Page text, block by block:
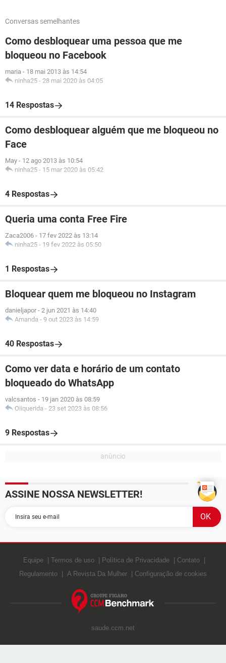
Conversas semelhantes
Como desbloquear uma pessoa que me
bloqueou no Facebook
maria - 18 mai 2013 às 14:54
ninha25 - 28 mai 2020 às 04:05
14 Respostas
Como desbloquear alguém que me bloqueou no
Face
May - 12 ago 2013 às 10:54
ninha25 - 15 mar 2020 às 05:42
4 Respostas
Queria uma conta Free Fire
Zaca2006 - 17 fev 2022 às 13:14
ninha25 - 19 fev 2022 às 05:50
1 Respostas
Bloquear quem me bloqueou no Instagram
danieljapor - 2 jun 2021 às 14:40
Amanda - 9 out 2023 às 14:59
40 Respostas
Como ver data e horário de um contato
bloqueado do WhatsApp
valcsantos - 19 jan 2020 às 08:59
Oiiquerida - 23 set 2023 às 08:56
9 Respostas
ASSINE NOSSA NEWSLETTER!
Equipe Termos de uso Política de Privacidade
Contato
Regulamento
A Revista Da Mulher Configuração de cookies
saude.ccm.net